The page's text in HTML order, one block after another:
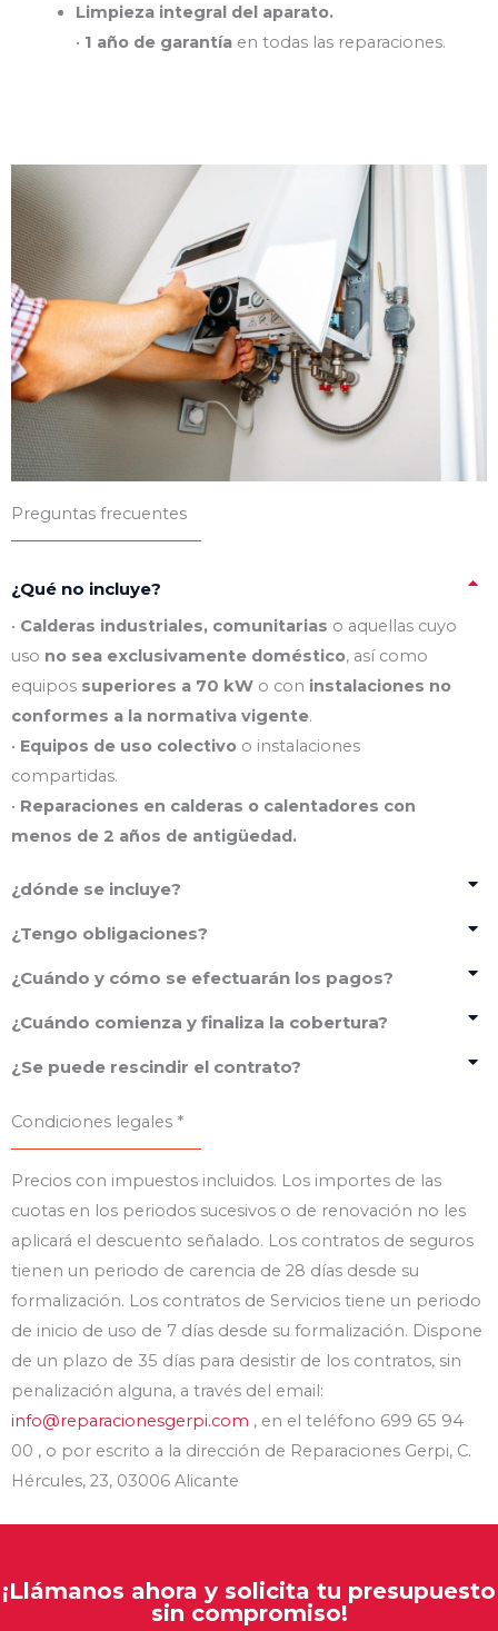
Limpieza integral del aparato.
• 1 año de garantíaen todas las reparaciones.
Preguntas frecuentes
¿Qué no incluye?
• Calderas industriales, comunitarias o aquellas cuyo
uso no sea exclusivamente doméstico, así como
equipos superiores a 70 kW o con instalaciones no
conformes a la normativa vigente.
• Equipos de uso colectivo o instalaciones
compartidas.
• Reparaciones en calderas o calentadores con
menos de 2 años de antigüedad.
¿dónde se incluye?
¿Tengo obligaciones?
¿Cuándo y cómo se efectuarán los pagos?
¿Cuándo comienza y finaliza la cobertura?
¿Se puede rescindir el contrato?
Condiciones legales *
Precios con impuestos incluidos. Los importes de las
cuotas en los periodos sucesivos o de renovación no les
aplicará el descuento señalado. Los contratos de seguros
tienen un periodo de carencia de 28 días desde su
formalización. Los contratos de Servicios tiene un periodo
de inicio de uso de 7 días desde su formalización. Dispone
de un plazo de 35 días para desistir de los contratos, sin
penalización alguna, a través del email:
info@reparacionesgerpi.com , en el teléfono 699 65 94
00 , o por escrito a la dirección de Reparaciones Gerpi, C.
Hércules, 23, 03006 Alicante
¡Llámanos ahora y solicita tu presupuesto
sin compromiso!